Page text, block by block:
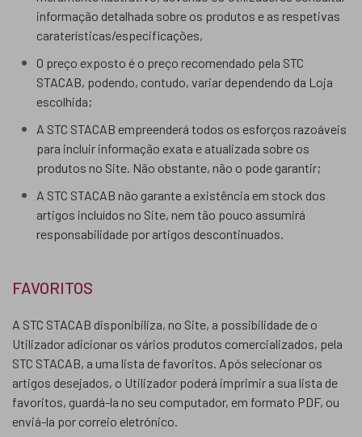
informação detalhada sobre os produtos e as respetivas
caraterísticas/especificações,
O preço exposto é o preço recomendado pela STC
STACAB, podendo, contudo, variar dependendo da Loja
escolhida;
A STC STACAB empreenderá todos os esforços razoáveis
para incluir informação exata e atualizada sobre os
produtos no Site. Não obstante, não o pode garantir;
A STC STACAB não garante a existência em stock dos
artigos incluídos no Site, nem tão pouco assumirá
responsabilidade por artigos descontinuados.
FAVORITOS
A STC STACAB disponibiliza, no Site, a possibilidade de o
Utilizador adicionar os vários produtos comercializados, pela
STC STACAB, a uma lista de favoritos. Após selecionar os
artigos desejados, o Utilizador poderá imprimir a sua lista de
favoritos, guardá-la no seu computador, em formato PDF, ou
enviá-la por correio eletrónico.